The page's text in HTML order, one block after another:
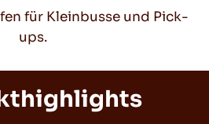
im Schnee
für Kleinbusse und Pick-
ups.